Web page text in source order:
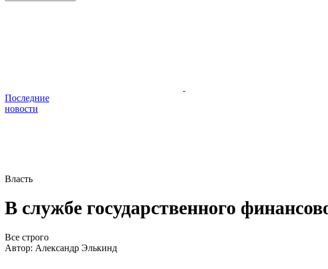
Последние
новости
Власть
В службе государственного
Все строго
Автор: Александр Элькинд